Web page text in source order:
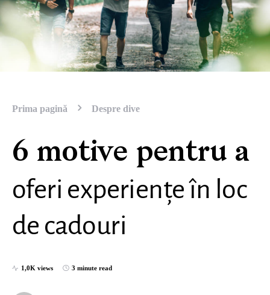
Prima pagină Despre dive
6 motive pentru a
oferi experiențe în loc
de cadouri
1,0K views 3 minute read